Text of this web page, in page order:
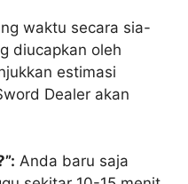
waktu secara sia-
diucapkan oleh
estimasi
Dealer akan
Anda baru saja